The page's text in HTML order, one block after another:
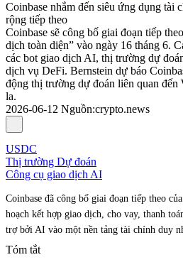
Coinbase nhắm đến siêu ứng dụng tài
rộng tiếp theo
Coinbase sẽ công bố giai đoạn tiếp
dịch toàn diện” vào ngày 16 tháng 6.
các bot giao dịch AI, thị trường dự
dịch vụ DeFi. Bernstein dự báo
động thị trường dự đoán liên quan
la.
2026-06-12 Nguồn:crypto.news
USDC
Thị trường Dự đoán
Công cụ giao dịch AI
Coinbase đã công bố giai đoạn tiếp theo
hoạch kết hợp giao dịch, cho vay, thanh
trợ bởi AI vào một nền tảng tài chính duy
Tóm tắt